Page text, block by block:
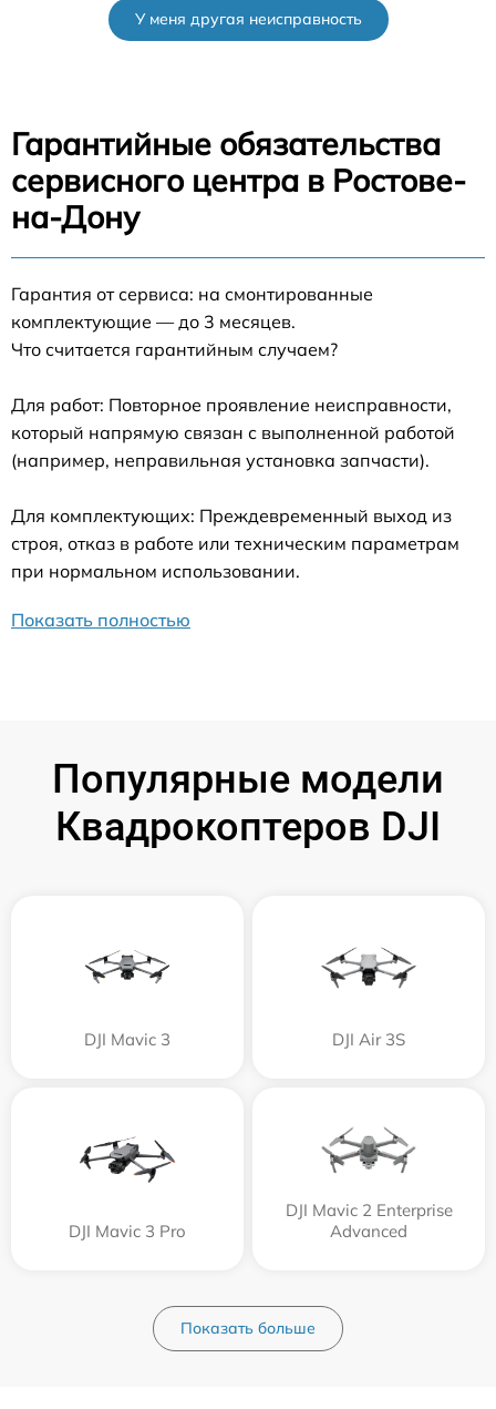
У меня другая неисправность
Гарантийные обязательства
сервисного центра в Ростове-
на-Дону
Гарантия от сервиса: на смонтированные
комплектующие — до 3 месяцев.
Что считается гарантийным случаем?
Для работ: Повторное проявление неисправности,
который напрямую связан с выполненной работой
(например, неправильная установка запчасти).
Для комплектующих: Преждевременный выход из
строя, отказ в работе или техническим параметрам
при нормальном использовании.
Показать полностью
Популярные модели
Квадрокоптеров DJI
DJI Mavic 3 DJI Air 3S
DJI Mavic 3 Pro
DJI Mavic 2 Enterprise
Advanced
Показать больше